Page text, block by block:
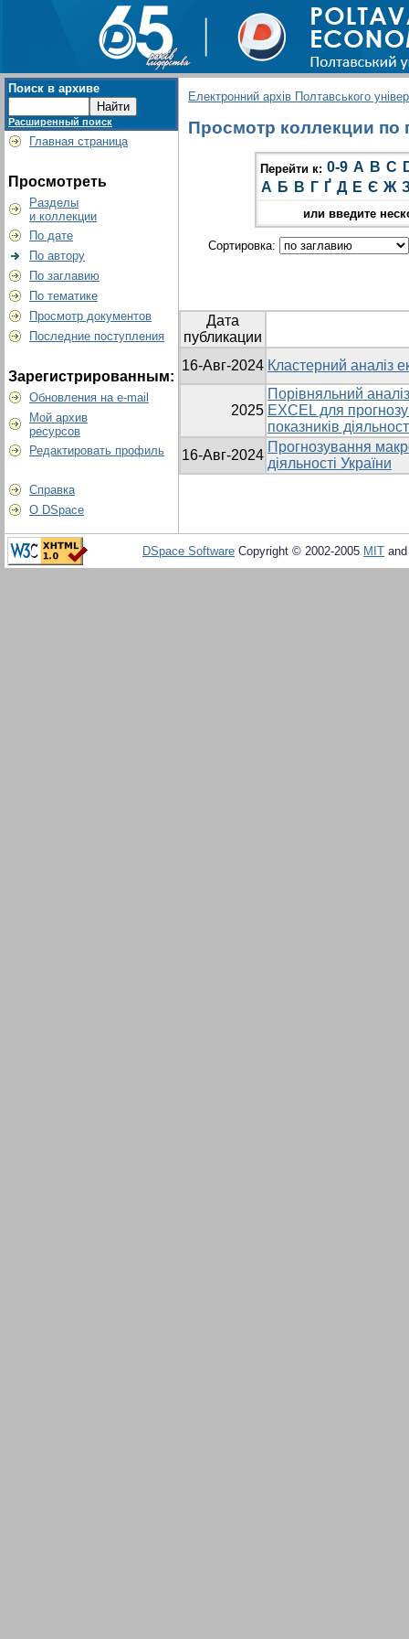
Поиск в архиве
Расширенный поиск
Главная страница
Просмотреть
Разделы
и коллекции
По дате
По автору
По заглавию
По тематике
Просмотр документов
Последние поступления
Зарегистрированным:
Обновления на e-mail
Мой архив
ресурсов
Редактировать профиль
Справка
О DSpace
Електронний архів Полтавського
Просмотр коллекции по
Перейти к: 0-9 A B C
А Б В Г Ґ Д Е Є Ж
или введите
Сортировка:
Дата
публикации
16-Авг-2024 Кластерний аналіз
2025
Порівняльний
EXCEL для
показників
16-Авг-2024
Прогнозування
діяльності України
DSpace Software Copyright © 2002-2005 MIT